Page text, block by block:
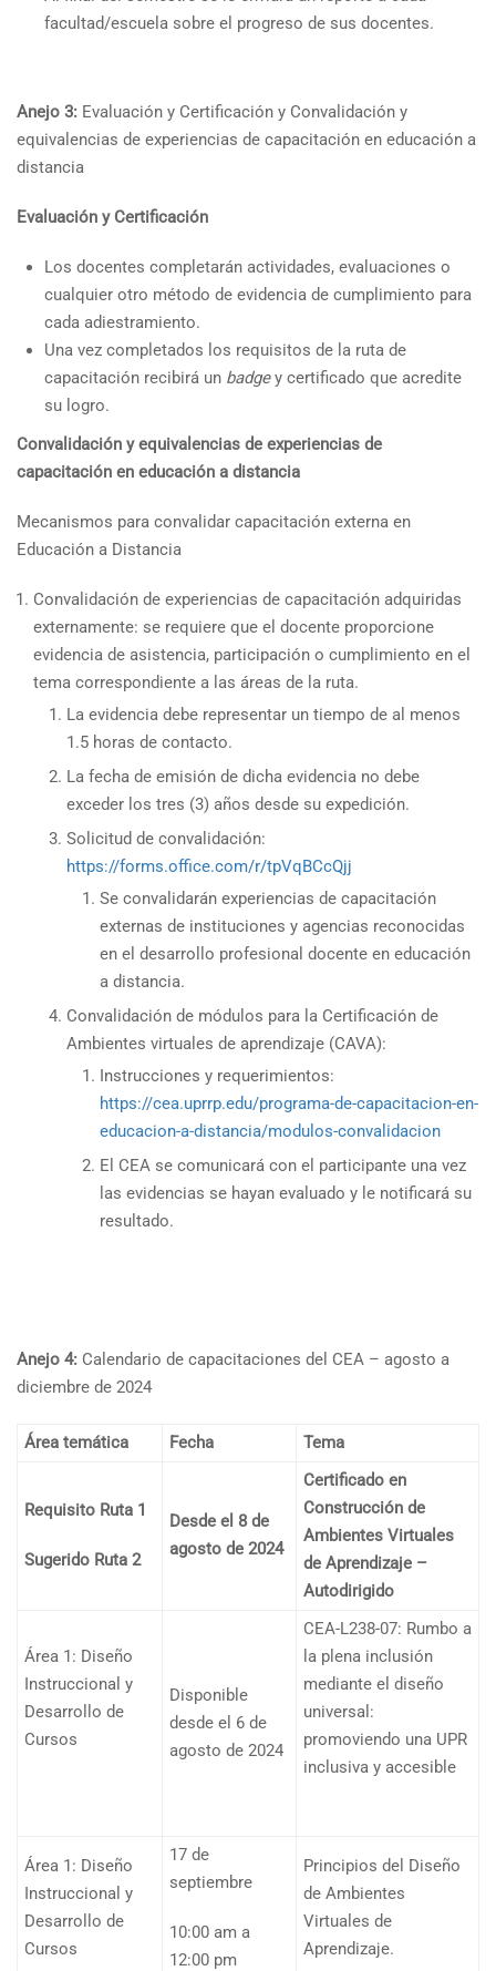
facultad/escuela sobre el progreso de sus docentes.
Anejo 3: Evaluación y Certificación y Convalidación y
equivalencias de experiencias de capacitación en educación a
distancia
Evaluación y Certificación
Los docentes completarán actividades, evaluaciones o
cualquier otro método de evidencia de cumplimiento para
cada adiestramiento.
Una vez completados los requisitos de la ruta de
capacitación recibirá un badgey certificado que acredite
su logro.
Convalidación y equivalencias de experiencias de
capacitación en educación a distancia
Mecanismos para convalidar capacitación externa en
Educación a Distancia
Convalidación de experiencias de capacitación adquiridas
externamente: se requiere que el docente proporcione
evidencia de asistencia, participación o cumplimiento en el
tema correspondiente a las áreas de la ruta.
La evidencia debe representar un tiempo de al menos
1.5 horas de contacto.
La fecha de emisión de dicha evidencia no debe
exceder los tres (3) años desde su expedición.
Solicitud de convalidación:
https://forms.office.com/r/tpVqBCcQjj
Se convalidarán experiencias de capacitación
externas de instituciones y agencias reconocidas
en el desarrollo profesional docente en educación
a distancia.
Convalidación de módulos para la Certificación de
Ambientes virtuales de aprendizaje (CAVA):
Instrucciones y requerimientos:
https://cea.uprrp.edu/programa-de-capacitacion-en-
educacion-a-distancia/modulos-convalidacion
El CEA se comunicará con el participante una vez
las evidencias se hayan evaluado y le notificará su
resultado.
Anejo 4: Calendario de capacitaciones del CEA – agosto a
diciembre de 2024
Área temática Fecha Tema
Requisito Ruta 1
Sugerido Ruta 2
Desde el 8 de
agosto de 2024
Certificado en
Construcción de
Ambientes Virtuales
de Aprendizaje –
Autodirigido
Área 1: Diseño
Instruccional y
Desarrollo de
Cursos
Disponible
desde el 6 de
agosto de 2024
CEA-L238-07: Rumbo a
la plena inclusión
mediante el diseño
universal:
promoviendo una UPR
inclusiva y accesible
Área 1: Diseño
Instruccional y
Desarrollo de
Cursos
17 de
septiembre
10:00 am a
12:00 pm
Principios del Diseño
de Ambientes
Virtuales de
Aprendizaje.